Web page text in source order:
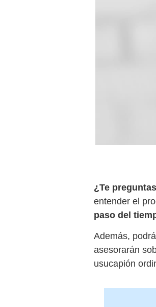
¿Te
entender el
paso del
Además,
asesorarán
usucapión